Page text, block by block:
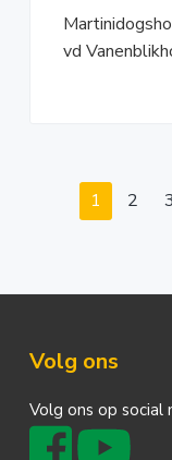
vd
Pagina
1 Pagina
2 3
Footer
Volg ons
Volg ons op social